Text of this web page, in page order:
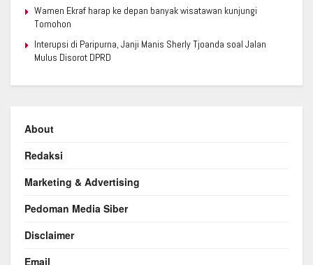
Wamen Ekraf harap ke depan banyak wisatawan kunjungi
Tomohon
Interupsi di Paripurna, Janji Manis Sherly Tjoanda soal Jalan
Mulus Disorot DPRD
About
Redaksi
Marketing & Advertising
Pedoman Media Siber
Disclaimer
Email